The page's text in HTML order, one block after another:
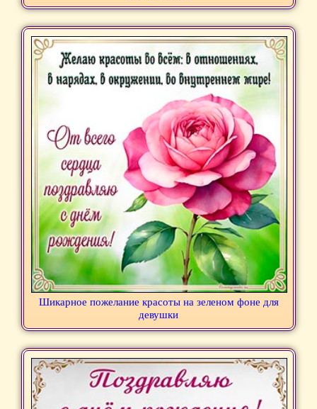
Шикарное пожелание красоты на зеленом фоне для
девушки